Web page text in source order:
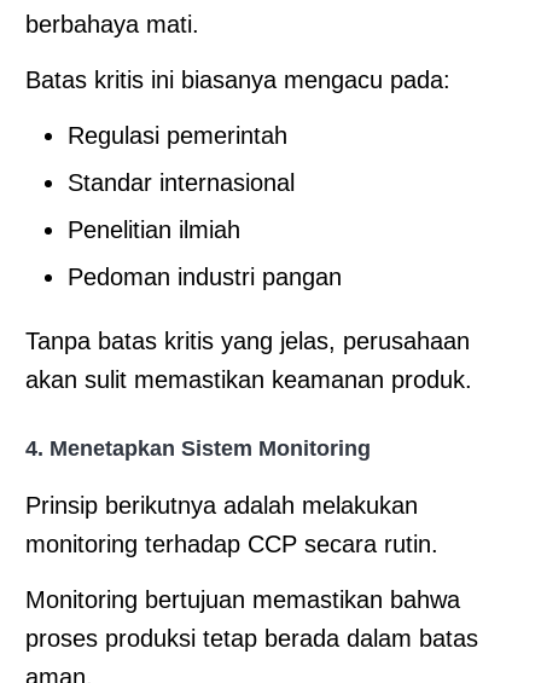
berbahaya mati.
Batas kritis ini biasanya mengacu pada:
Regulasi pemerintah
Standar internasional
Penelitian ilmiah
Pedoman industri pangan
Tanpa batas kritis yang jelas, perusahaan
akan sulit memastikan keamanan produk.
4. Menetapkan Sistem Monitoring
Prinsip berikutnya adalah melakukan
monitoring terhadap CCP secara rutin.
Monitoring bertujuan memastikan bahwa
proses produksi tetap berada dalam batas
aman.